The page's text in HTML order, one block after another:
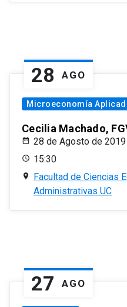
28 AGO
Microeconomía
Cecilia Machado,
28 de Agosto de 2019
15:30
Facultad de Ciencias
Administrativas UC
27 AGO